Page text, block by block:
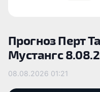
Прогноз Перт
Мустангс
08.08.2026 01:21